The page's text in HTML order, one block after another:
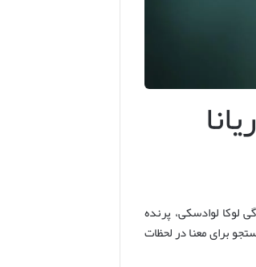
لوکا لوادسکی، پرنده
برای معنا در لحظات